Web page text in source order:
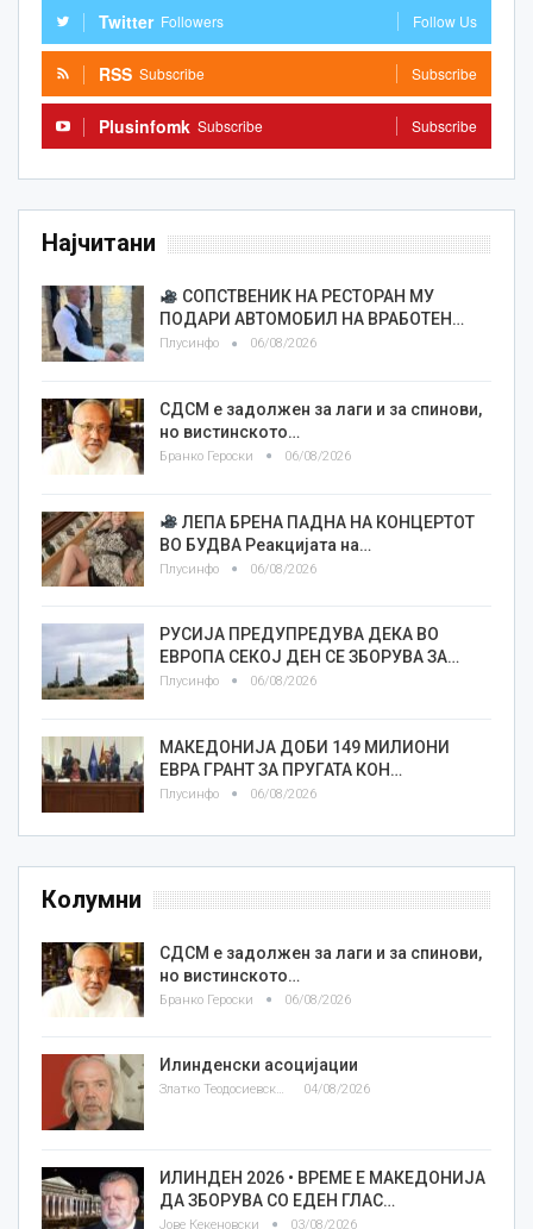
Twitter Followers Follow Us
RSS Subscribe Subscribe
Plusinfomk Subscribe Subscribe
Најчитани
СОПСТВЕНИК НА РЕСТОРАН МУ
ПОДАРИ АВТОМОБИЛ НА ВРАБОТЕН…
Плусинфо 06/08/2026
СДСМ е задолжен за лаги и за спинови,
но вистинското…
Бранко Героски 06/08/2026
ЛЕПА БРЕНА ПАДНА НА КОНЦЕРТОТ
ВО БУДВА Реакцијата на…
Плусинфо 06/08/2026
РУСИЈА ПРЕДУПРЕДУВА ДЕКА ВО
ЕВРОПА СЕКОЈ ДЕН СЕ ЗБОРУВА ЗА…
Плусинфо 06/08/2026
МАКЕДОНИЈА ДОБИ 149 МИЛИОНИ
ЕВРА ГРАНТ ЗА ПРУГАТА КОН…
Плусинфо 06/08/2026
Колумни
СДСМ е задолжен за лаги и за спинови,
но вистинското…
Бранко Героски 06/08/2026
Илинденски асоцијации
Златко Теодосиевски 04/08/2026
ИЛИНДЕН 2026 • ВРЕМЕ Е МАКЕДОНИЈА
ДА ЗБОРУВА СО ЕДЕН ГЛАС…
Јове Кекеновски 03/08/2026